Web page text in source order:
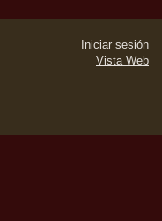
Iniciar sesión
Vista Web